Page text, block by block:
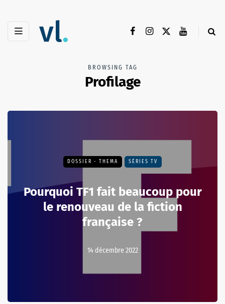
BROWSING TAG
Profilage
DOSSIER - THEMA SÉRIES TV
Pourquoi TF1 fait beaucoup pour
le renouveau de la fiction
française ?
14 décembre 2022